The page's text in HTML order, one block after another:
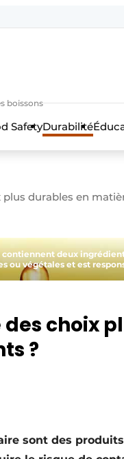
boissons
SafetyDurabilité
durables en
deux
ou végétales et est
choix
?
sont des